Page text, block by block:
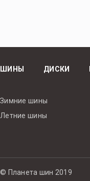
ШИНЫ ДИСКИ
Зимние шины
Летние шины
© Планета шин 2019